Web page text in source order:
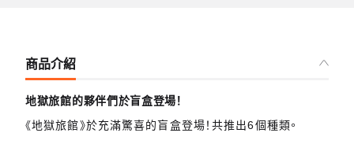
商品介紹
地獄旅館的夥伴們於盲盒登場！
《地獄旅館》於充滿驚喜的盲盒登場！共推出6個種類。